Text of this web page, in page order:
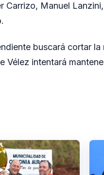
Carrizo, Manuel
buscará cortar la
Vélez intentará